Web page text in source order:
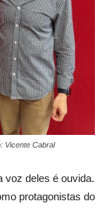
Vicente Cabral
voz deles é ouvida.
protagonistas do